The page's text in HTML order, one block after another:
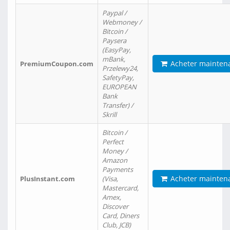
PremiumCoupon.com
Paypal /
Webmoney /
Bitcoin /
Paysera
(EasyPay,
mBank,
Przelewy24,
SafetyPay,
EUROPEAN
Bank
Transfer) /
Skrill
Acheter
PlusInstant.com
Bitcoin /
Perfect
Money /
Amazon
Payments
(Visa,
Mastercard,
Amex,
Discover
Card, Diners
Club, JCB)
Acheter